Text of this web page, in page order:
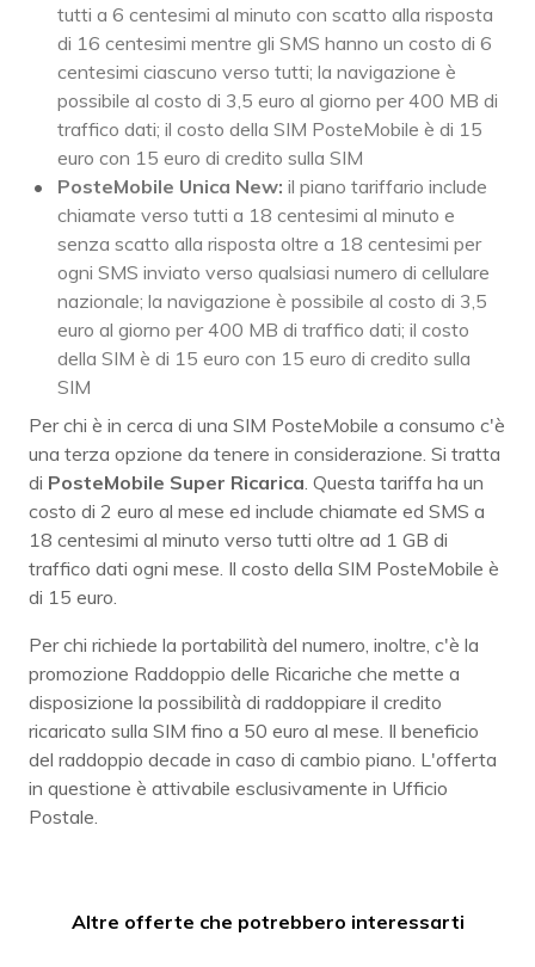
tutti a 6 centesimi al minuto con scatto alla risposta
di 16 centesimi mentre gli SMS hanno un costo di 6
centesimi ciascuno verso tutti; la navigazione è
possibile al costo di 3,5 euro al giorno per 400 MB di
traffico dati; il costo della SIM PosteMobile è di 15
euro con 15 euro di credito sulla SIM
PosteMobile Unica New: il piano tariffario include
chiamate verso tutti a 18 centesimi al minuto e
senza scatto alla risposta oltre a 18 centesimi per
ogni SMS inviato verso qualsiasi numero di cellulare
nazionale; la navigazione è possibile al costo di 3,5
euro al giorno per 400 MB di traffico dati; il costo
della SIM è di 15 euro con 15 euro di credito sulla
SIM
Per chi è in cerca di una SIM PosteMobile a consumo c'è
una terza opzione da tenere in considerazione. Si tratta
di PosteMobile Super Ricarica . Questa tariffa ha un
costo di 2 euro al mese ed include chiamate ed SMS a
18 centesimi al minuto verso tutti oltre ad 1 GB di
traffico dati ogni mese. Il costo della SIM PosteMobile è
di 15 euro.
Per chi richiede la portabilità del numero, inoltre, c'è la
promozione Raddoppio delle Ricariche che mette a
disposizione la possibilità di raddoppiare il credito
ricaricato sulla SIM fino a 50 euro al mese. Il beneficio
del raddoppio decade in caso di cambio piano. L'offerta
in questione è attivabile esclusivamente in Ufficio
Postale.
Altre offerte che potrebbero interessarti